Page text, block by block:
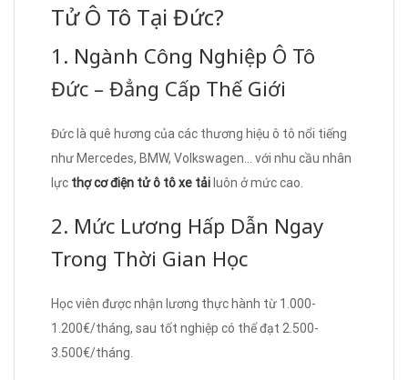
Tử Ô Tô Tại Đức?
1. Ngành Công Nghiệp Ô Tô
Đức – Đẳng Cấp Thế Giới
Đức là quê hương của các thương hiệu ô tô nổi tiếng
như Mercedes, BMW, Volkswagen… với nhu cầu nhân
lực thợ cơ điện tử ô tô xe tải luôn ở mức cao.
2. Mức Lương Hấp Dẫn Ngay
Trong Thời Gian Học
Học viên được nhận lương thực hành từ 1.000-
1.200€/tháng, sau tốt nghiệp có thể đạt 2.500-
3.500€/tháng.